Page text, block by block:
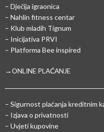
– Dječija igraonica
– Nahlin fitness centar
– Klub mladih Tignum
– Inicijativa PRVI
– Platforma Bee inspired
→ONLINE PLAĆANJE
– Sigurnost plaćanja kreditnim
– Izjava o privatnosti
– Uvjeti kupovine